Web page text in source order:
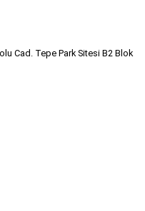
Cad. Tepe Park Sitesi B2 Blok